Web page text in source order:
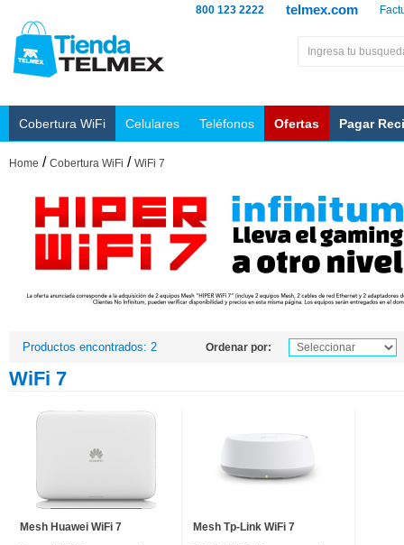
telmex.com
800 123 2222
Cobertura WiFi Celulares Teléfonos Ofertas Pagar
Home / Cobertura WiFi / WiFi 7
Productos encontrados: 2 Ordenar por:
WiFi 7
Mesh Huawei WiFi 7
Mesh Tp-Link WiFi 7